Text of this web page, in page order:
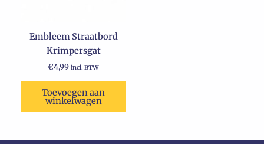
Embleem Straatbord
Krimpersgat
€4,99 incl. BTW
Toevoegen aan
winkelwagen